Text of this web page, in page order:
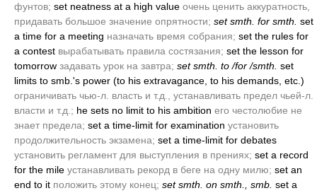
фунтов; set neatness at a high value очень ценить аккуратность,
придавать большое значение опрятности; set smth. for smth. set
a time for a meeting назначать время собрания; set the rules for
a contest вырабатывать правила состязания; set the lesson for
tomorrow задавать урок на завтра; set smth. to /for /smth. set
limits to smb.'s power (to his extravagance, to his demands, etc.)
ограничивать чью-л. власть и т.д., устанавливать предел чьей-л.
власти и т.д.; he sets no limit to his ambition его честолюбие не
знает предела; set a time-limit for examination установить
продолжительность экзамена; set a time-limit for debates
установить регламент для выступления в прениях; set a record
for the mile устанавливать рекорд в беге на одну милю; set an
end to it положить этому конец; set smth. on smth., smb. set a